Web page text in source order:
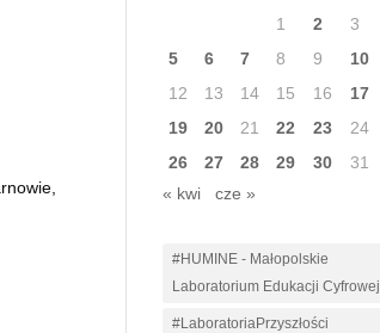
1
2 3
5
6 7 8 9 10
12
13 14 15 16 17
19
20 21 22 23 24
26
27 28 29 30
31
« kwi
cze »
#HUMINE - Małopolskie
Laboratorium Edukacji Cyfrowej
#LaboratoriaPrzyszłości